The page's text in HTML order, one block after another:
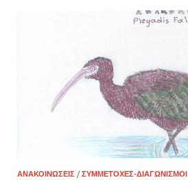
ΑΝΑΚΟΙΝΏΣΕΙΣ /ΣΥΜΜΕΤΟΧΈΣ-ΔΙΑΓΩΝΙΣΜΟΊ